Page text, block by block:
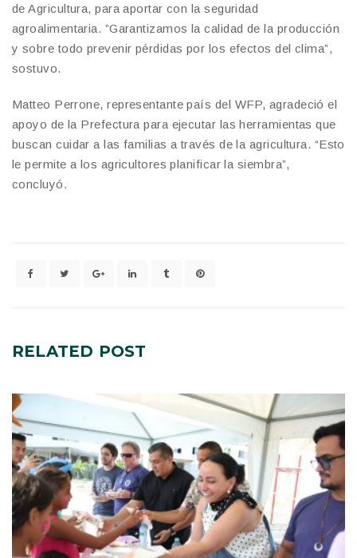
de Agricultura, para aportar con la seguridad
agroalimentaria. ”Garantizamos la calidad de la producción
y sobre todo prevenir pérdidas por los efectos del clima”,
sostuvo.
Matteo Perrone, representante país del WFP, agradeció el
apoyo de la Prefectura para ejecutar las herramientas que
buscan cuidar a las familias a través de la agricultura. “Esto
le permite a los agricultores planificar la siembra”,
concluyó.
RELATED POST